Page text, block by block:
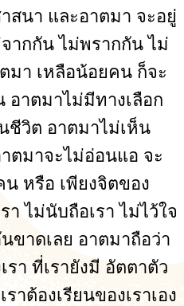
สนา และอาตมา จะอยู่
ากกัน ไม่พรากกัน ไม่
มา เหลือน้อยคน ก็จะ
อาตมาไม่มีทางเลือก
ชีวิต อาตมาไม่เห็น
ตมาจะไม่อ่อนแอ จะ
หรือ เพียงจิตของ
า ไม่นับถือเรา ไม่ไว้ใจ
ขาดเลย อาตมาถือว่า
า ที่เรายังมี อัตตาตัว
าต้องเรียนของเราเอง